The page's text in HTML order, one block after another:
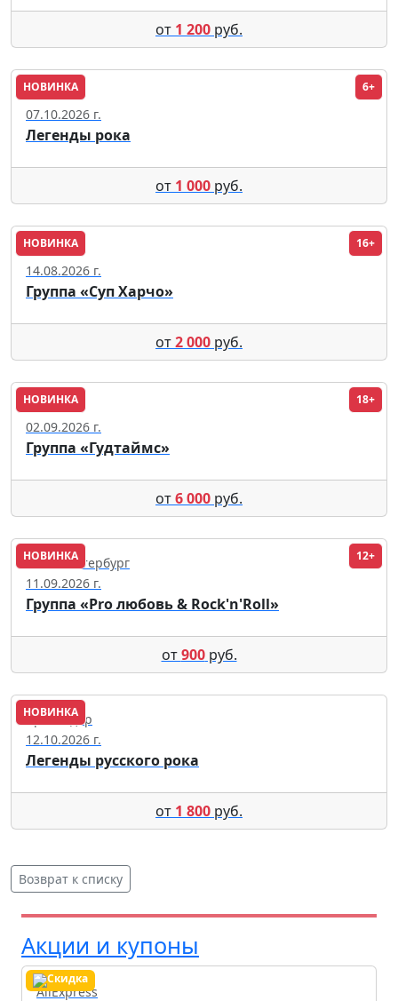
от 1 200 руб.
НОВИНКА 6+
Рязань
07.10.2026 г.
Легенды рока
от 1 000 руб.
НОВИНКА 16+
Москва
14.08.2026 г.
Группа «Суп Харчо»
от2 000 руб.
НОВИНКА 18+
Москва
02.09.2026 г.
Группа «Гудтаймс»
от6 000 руб.
НОВИНКА 12+
Санкт-Петербург
11.09.2026 г.
Группа «Pro любовь & Rock'n'Roll»
от900руб.
НОВИНКА
Краснодар
12.10.2026 г.
Легенды русского рока
от 1 800 руб.
Возврат к списку
Акции и купоны
AliExpress